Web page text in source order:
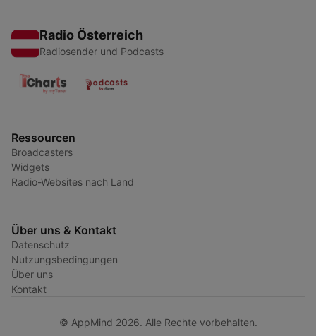
Radio Österreich
Radiosender und Podcasts
Ressourcen
Broadcasters
Widgets
Radio-Websites nach Land
Über uns & Kontakt
Datenschutz
Nutzungsbedingungen
Über uns
Kontakt
© AppMind 2026. Alle Rechte vorbehalten.